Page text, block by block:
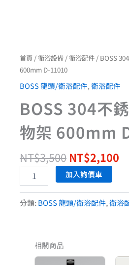
首頁 /衛浴設備 /衛浴配件 / BOSS
600mm D-11010
BOSS 龍頭/衛浴配件,衛浴配件
BOSS 304不
物架 600mm
NT$3,500 NT$2,100
加入詢價車
分類:BOSS 龍頭/衛浴配件,衛浴
相關商品
原目